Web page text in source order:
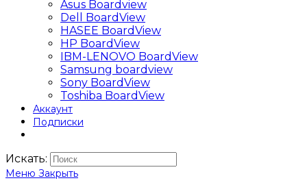
Asus Boardview
Dell BoardView
HASEE BoardView
HP BoardView
IBM-LENOVO BoardView
Samsung boardview
Sony BoardView
Toshiba BoardView
Аккаунт
Подписки
Искать:
Меню Закрыть